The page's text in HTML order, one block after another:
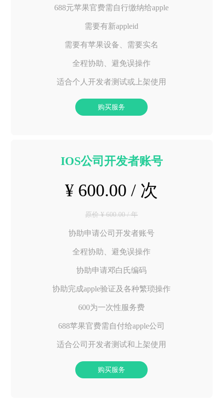
688元苹果官费需自行缴纳给apple
需要有新appleid
需要有苹果设备、需要实名
全程协助、避免误操作
适合个人开发者测试或上架使用
购买服务
IOS公司开发者账号
¥ 600.00 / 次
原价 ¥ 600.00 / 年
协助申请公司开发者账号
全程协助、避免误操作
协助申请邓白氏编码
协助完成apple验证及各种繁琐操作
600为一次性服务费
688苹果官费需自付给apple公司
适合公司开发者测试和上架使用
购买服务